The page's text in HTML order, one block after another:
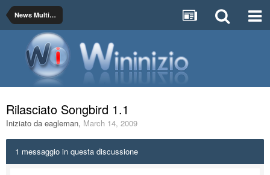
News Multimedia
Rilasciato Songbird 1.1
Iniziato da eagleman, March 14, 2009
1 messaggio in questa discussione